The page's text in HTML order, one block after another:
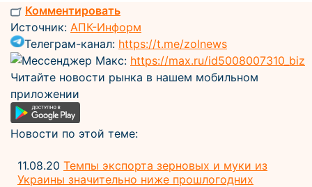
Комментировать
Источник: АПК-Информ
Телеграм-канал: https://t.me/zolnews
Мессенджер Макс: https://max.ru/id5008007310_biz
Читайте новости рынка в нашем мобильном
приложении
Новости по этой теме:
11.08.20 Темпы экспорта зерновых и муки из
Украины значительно ниже прошлогодних